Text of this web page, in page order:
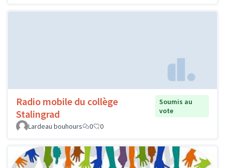
Radio mobile du collège
Stalingrad
Soumis au
vote
Lardeau bouhours
0 0